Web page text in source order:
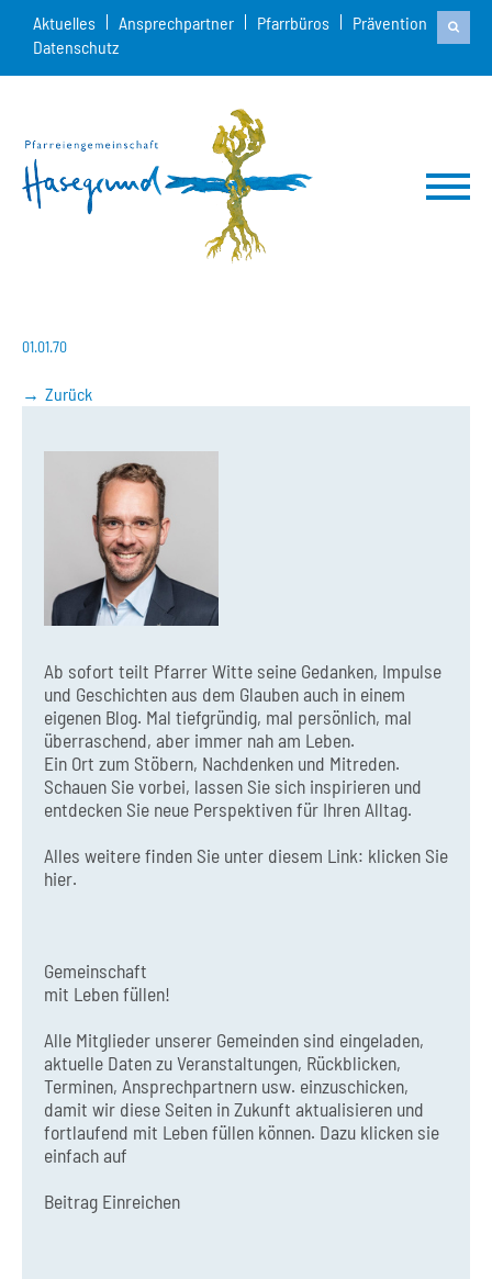
Aktuelles Ansprechpartner Pfarrbüros
Prävention
Datenschutz
01.01.70
Zurück
Ab sofort teilt Pfarrer Witte seine Gedanken, Impulse
und Geschichten aus dem Glauben auch in einem
eigenen Blog. Mal tiefgründig, mal persönlich, mal
überraschend, aber immer nah am Leben.
Ein Ort zum Stöbern, Nachdenken und Mitreden.
Schauen Sie vorbei, lassen Sie sich inspirieren und
entdecken Sie neue Perspektiven für Ihren Alltag.
Alles weitere finden Sie unter diesem Link: klicken Sie
hier.
Gemeinschaft
mit Leben füllen!
Alle Mitglieder unserer Gemeinden sind eingeladen,
aktuelle Daten zu Veranstaltungen, Rückblicken,
Terminen, Ansprechpartnern usw. einzuschicken,
damit wir diese Seiten in Zukunft aktualisieren und
fortlaufend mit Leben füllen können. Dazu klicken sie
einfach auf
Beitrag Einreichen